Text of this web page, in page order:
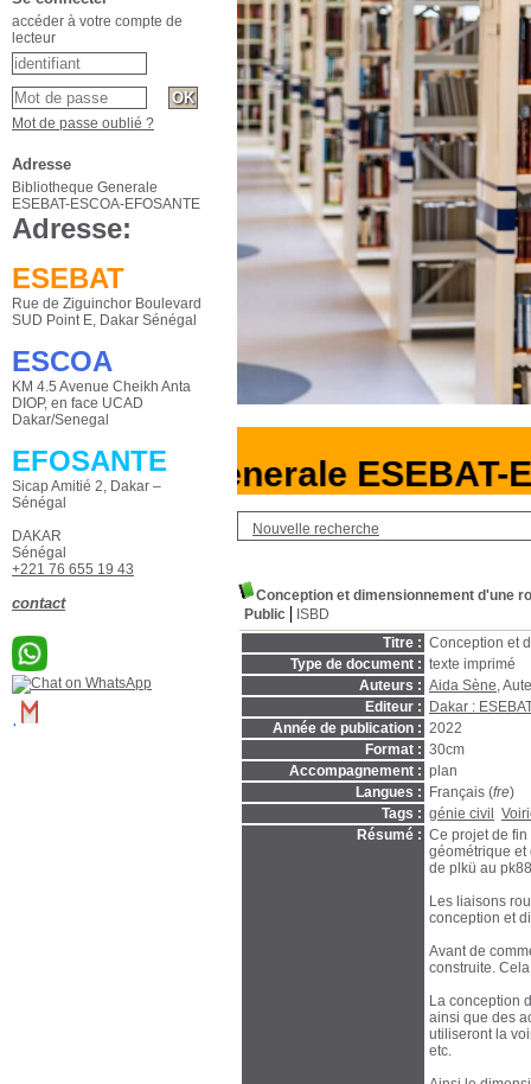
Generale ESEBAT-
Nouvelle recherche
Conception et dimensionnement d'une
Public
ISBD
Titre : Conception et
Type de document : texte imprimé
Auteurs : Aida Sène,
Editeur :
Dakar :
Année de publication : 2022
Format : 30cm
Accompagnement : plan
Langues :
Français (fre)
Tags : génie civil
Résumé : Ce projet de
géométrique et
de plkü au
Les liaisons
conception et
Avant de
construite.
La conception
ainsi que des
utiliseront la
etc.
accéder à votre compte de
lecteur
Mot de passe oublié ?
Adresse
Bibliotheque Generale
ESEBAT-ESCOA-EFOSANTE
Adresse:
ESEBAT
Rue de Ziguinchor Boulevard
SUD Point E, Dakar Sénégal
ESCOA
KM 4.5 Avenue Cheikh Anta
DIOP, en face UCAD
Dakar/Senegal
EFOSANTE
Sicap Amitié 2, Dakar –
Sénégal
DAKAR
Sénégal
+221 76 655 19 43
contact